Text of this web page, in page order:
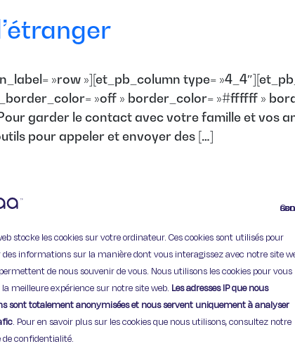
stocke les cookies sur votre ordinateur. Ces cookies sont utilisés pour
des informations sur la manière dont vous interagissez avec notre site
de nous souvenir de vous. Nous utilisons les cookies pour vous
meilleure expérience sur notre site web. Les adresses IP que nous
sont totalement anonymisées et nous servent uniquement à analyser
. Pour en savoir plus sur les cookies que nous utilisons, consultez notre
de confidentialité.
»row »][et_pb_column type=
»off » border_color= »#ffffff »
garder le contact avec votre famille et vos
pour appeler et envoyer des […]
11 Rue de Provence,
75009 Paris